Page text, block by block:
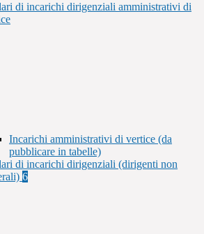
di incarichi dirigenziali amministrativi di
Incarichi amministrativi di vertice (da
pubblicare in tabelle)
di incarichi dirigenziali (dirigenti non
6